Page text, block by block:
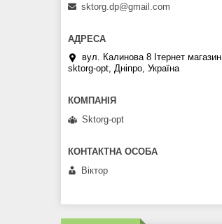
sktorg.dp@gmail.com
вул. Калинова 8 Ітернет магазин
sktorg-opt, Дніпро, Україна
Sktorg-opt
Віктор